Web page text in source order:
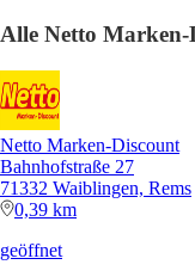
Alle Netto Marken-
Netto Marken-Discount
Bahnhofstraße 27
71332 Waiblingen, Rems
0,39 km
geöffnet